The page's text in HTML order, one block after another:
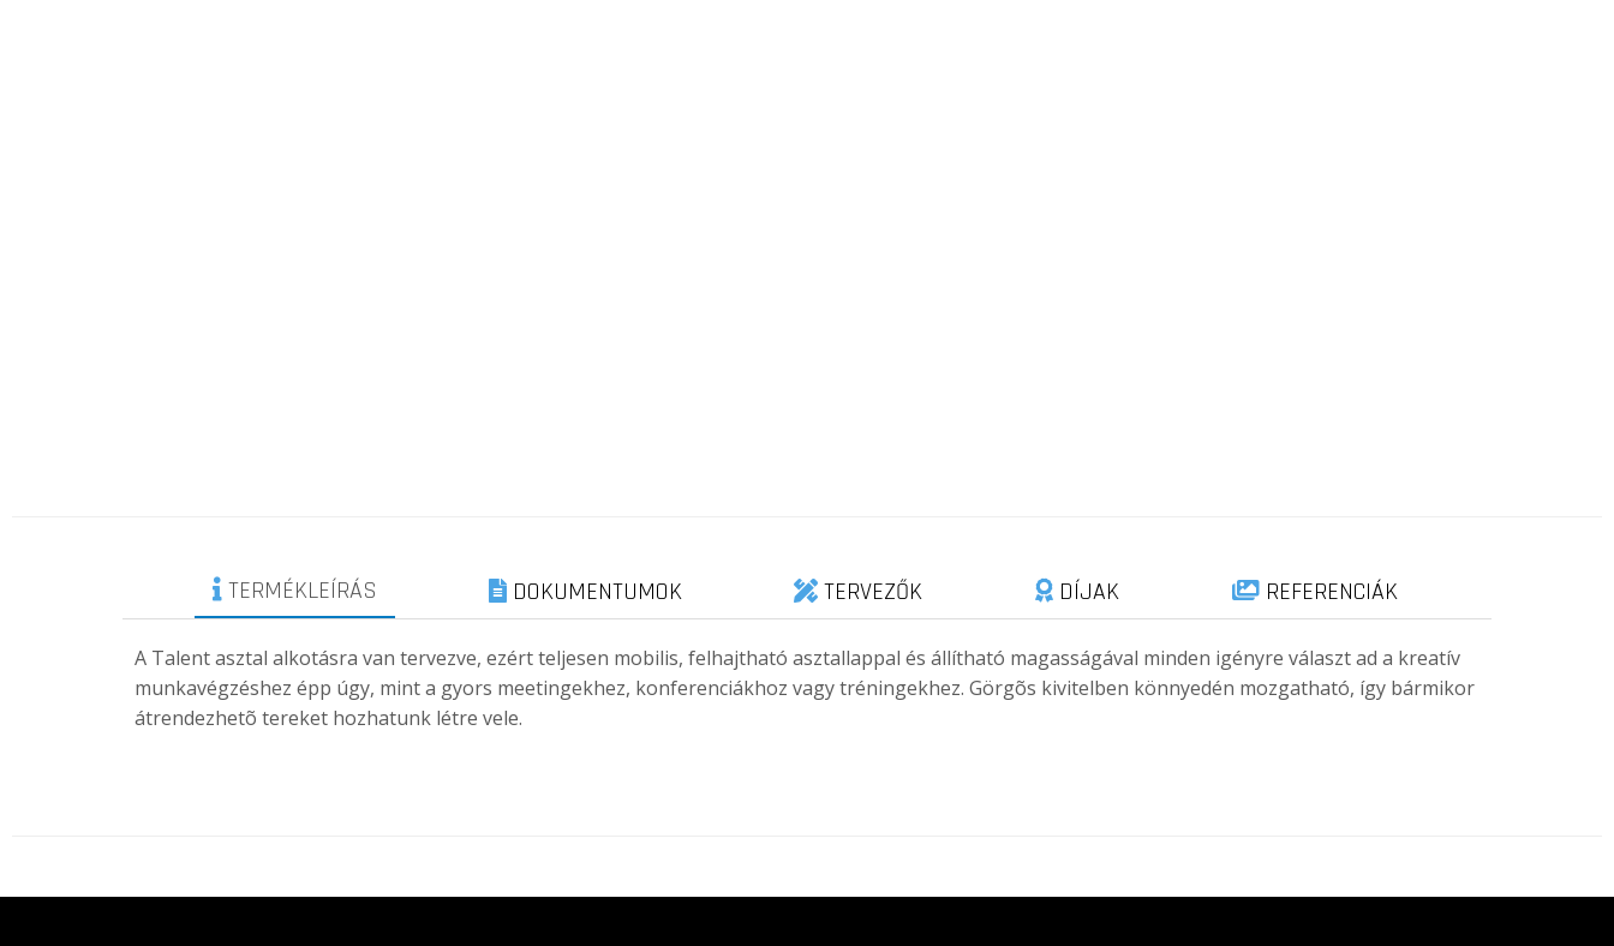
TERMÉKLEÍRÁS DOKUMENTUMOK TERVEZŐK DÍJAK REFERENCIÁK
A Talent asztal alkotásra van tervezve, ezért teljesen mobilis, felhajtható asztallappal és állítható magasságával minden igényre választ ad a kreatív
munkavégzéshez épp úgy, mint a gyors meetingekhez, konferenciákhoz vagy tréningekhez. Görgõs kivitelben könnyedén mozgatható, így bármikor
átrendezhetõ tereket hozhatunk létre vele.